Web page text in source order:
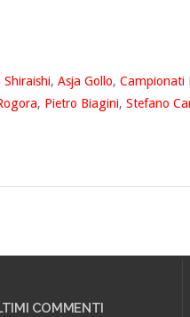
Shiraishi, Asja Gollo, Campionati
, Pietro Biagini, Stefano
COMMENTI